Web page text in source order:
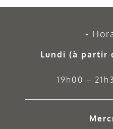
Lundi (à partir
19h00 –